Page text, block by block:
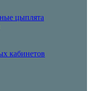
цыплята
кабинетов